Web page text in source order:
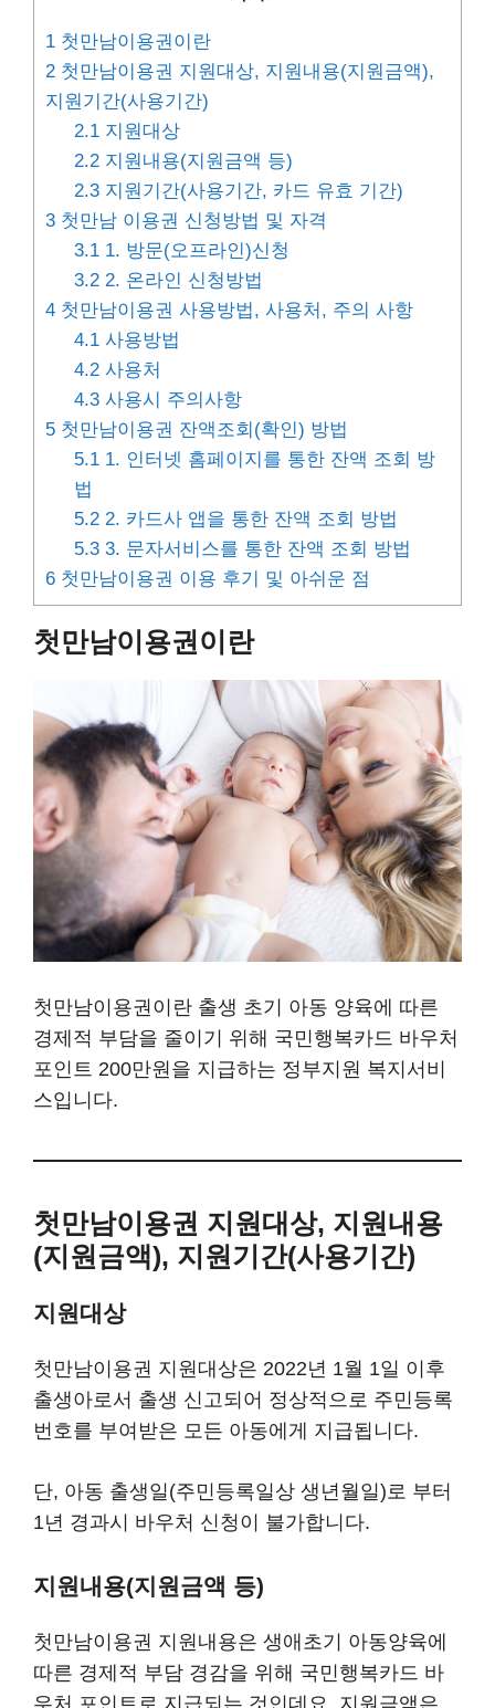
1 첫만남이용권이란
2 첫만남이용권 지원대상, 지원내용(지원금액),
지원기간(사용기간)
2.1지원대상
2.2지원내용(지원금액 등)
2.3지원기간(사용기간, 카드 유효 기간)
3 첫만남 이용권 신청방법 및 자격
3.11. 방문(오프라인)신청
3.22. 온라인 신청방법
4 첫만남이용권 사용방법, 사용처, 주의 사항
4.1사용방법
4.2사용처
4.3사용시 주의사항
5 첫만남이용권 잔액조회(확인) 방법
5.11. 인터넷 홈페이지를 통한 잔액 조회 방
법
5.22. 카드사 앱을 통한 잔액 조회 방법
5.33. 문자서비스를 통한 잔액 조회 방법
6 첫만남이용권 이용 후기 및 아쉬운 점
첫만남이용권이란
첫만남이용권이란 출생 초기 아동 양육에 따른
경제적 부담을 줄이기 위해 국민행복카드 바우처
포인트 200만원을 지급하는 정부지원 복지서비
스입니다.
첫만남이용권 지원대상, 지원내용
(지원금액), 지원기간(사용기간)
지원대상
첫만남이용권 지원대상은 2022년 1월 1일 이후
출생아로서 출생 신고되어 정상적으로 주민등록
번호를 부여받은 모든 아동에게 지급됩니다.
단, 아동 출생일(주민등록일상 생년월일)로 부터
1년 경과시 바우처 신청이 불가합니다.
지원내용(지원금액 등)
첫만남이용권 지원내용은 생애초기 아동양육에
따른 경제적 부담 경감을 위해 국민행복카드 바
우처 포인트로 지급되는 것인데요, 지원금액은